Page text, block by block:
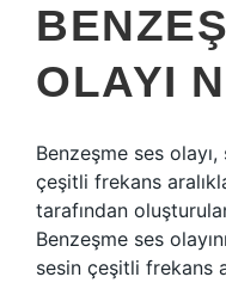
OLAYI
Benzeşme ses
çeşitli frekans
tarafından
Benzeşme ses
sesin çeşitli frekans